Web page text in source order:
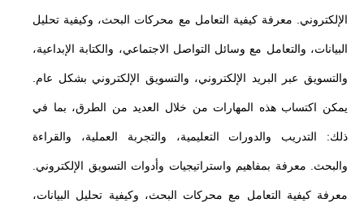
الإلكتروني. معرفة كيفية التعامل مع محركات البحث، وكيفية تحليل
البيانات، والتعامل مع وسائل التواصل الاجتماعي، والكتابة الإبداعية،
والتسويق عبر البريد الإلكتروني، والتسويق الإلكتروني بشكل عام.
يمكن اكتساب هذه المهارات من خلال العديد من الطرق، بما في
ذلك: التدريب والدورات التعليمية، والتجربة العملية، والقراءة
والبحث. معرفة بمفاهيم واستراتيجيات وأدوات التسويق الإلكتروني.
معرفة كيفية التعامل مع محركات البحث، وكيفية تحليل البيانات،